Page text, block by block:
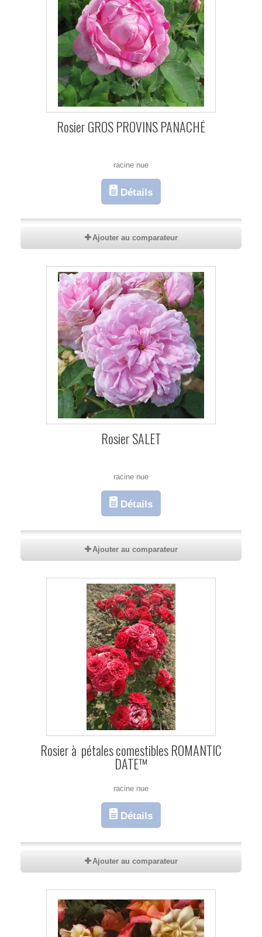
Rosier GROS PROVINS PANACHÉ
racine nue
Détails
Ajouter au comparateur
Rosier SALET
racine nue
Détails
Ajouter au comparateur
Rosier à pétales comestibles ROMANTIC
DATE™
racine nue
Détails
Ajouter au comparateur